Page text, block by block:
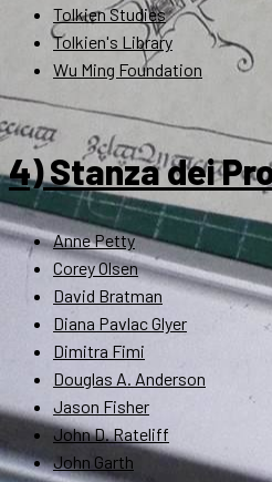
Tolkien Studies
Tolkien's Library
Wu Ming Foundation
4) Stanza dei
Anne Petty
Corey Olsen
David Bratman
Diana Pavlac Glyer
Dimitra Fimi
Douglas A. Anderson
Jason Fisher
John D. Rateliff
John Garth